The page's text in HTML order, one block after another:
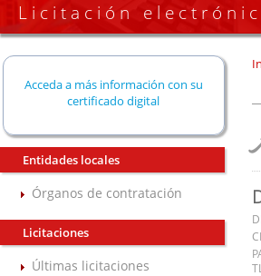
Licitación
Acceda a más información con su
certificado digital
Entidades locales
Órganos de contratación
Licitaciones
Últimas licitaciones